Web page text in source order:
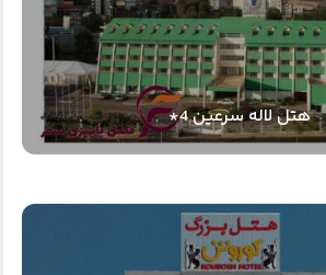
هتل لاله سرعین 4*